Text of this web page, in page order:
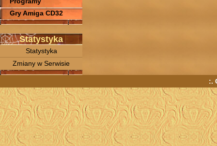
Gry Amiga CD32
Statystyka
Statystyka
Zmiany w Serwisie
:.